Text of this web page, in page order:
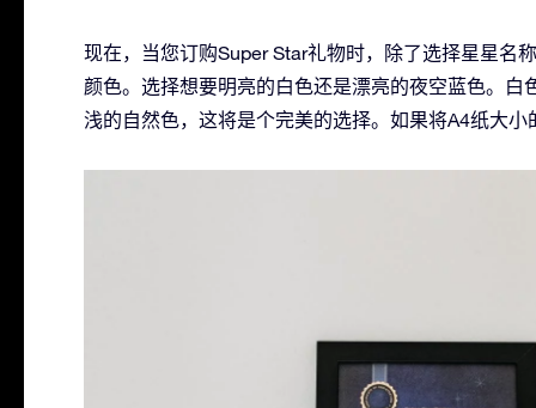
现在，当您订购Super Star礼物时，除了选择星星名
颜色。选择想要明亮的白色还是漂亮的夜空蓝色。
浅的自然色，这将是个完美的选择。如果将A4纸大